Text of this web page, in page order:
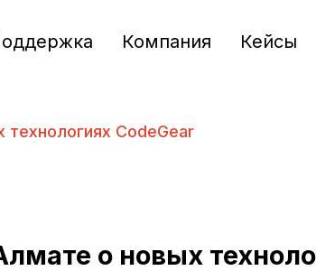
Компания Кейсы
CodeGear
о новых